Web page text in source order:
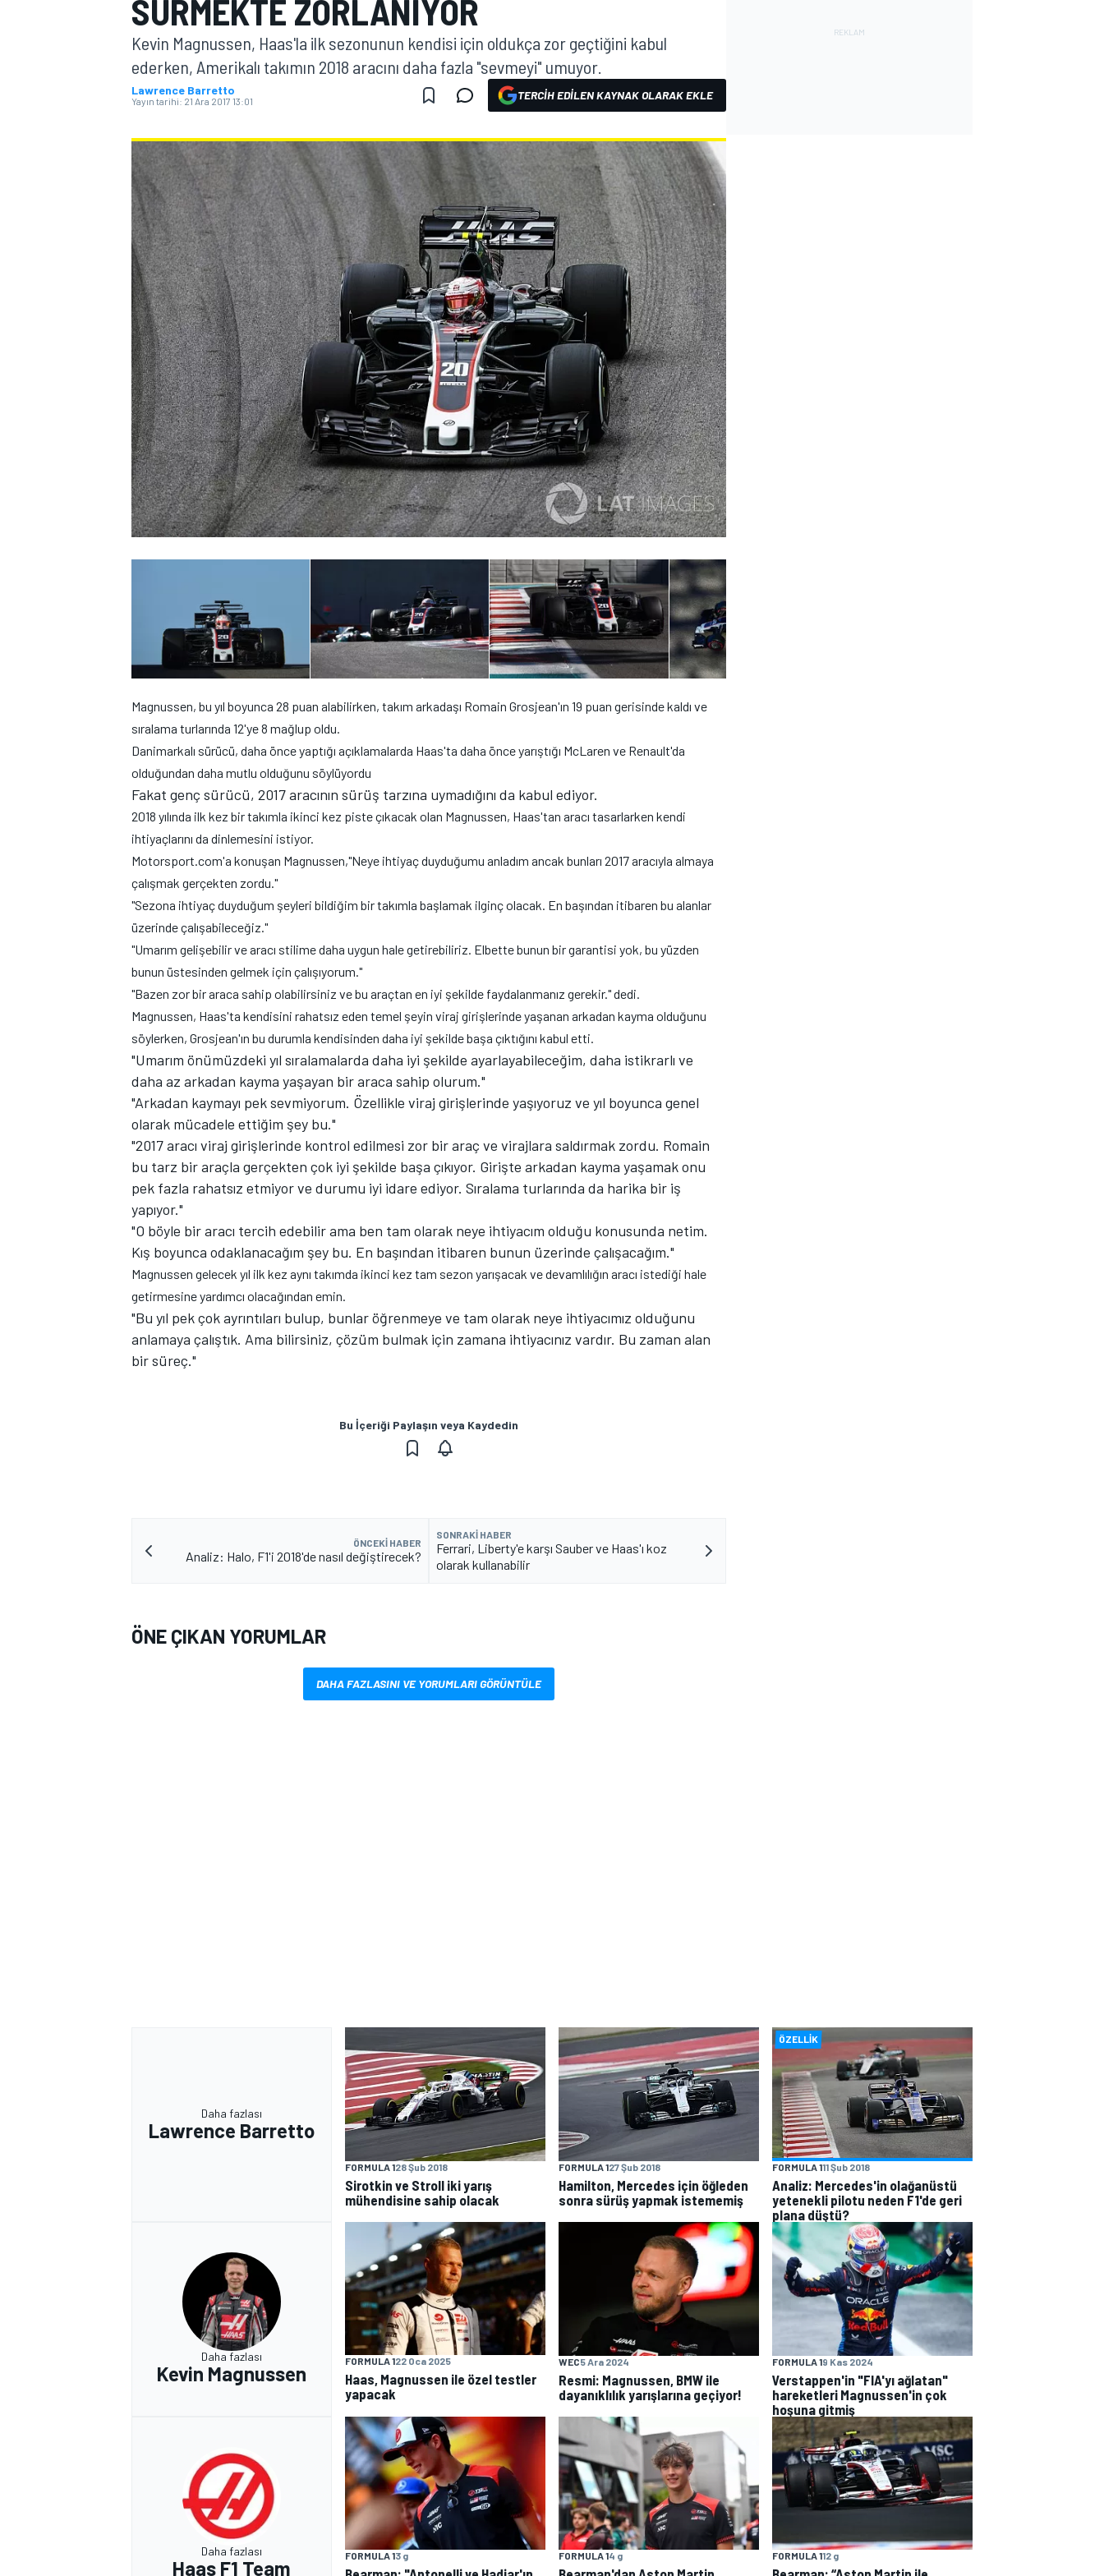
MOTOGP
WORLD SUPERBIKE
WRC
TÜRK SPORCULAR
MOTOSİKLET
SÜRMEKTE ZORLANIYOR
Kevin Magnussen, Haas'la ilk sezonunun kendisi için oldukça zor geçtiğini kabul
ederken, Amerikalı takımın 2018 aracını daha fazla "sevmeyi" umuyor.
Lawrence Barretto
Yayın tarihi: 21 Ara 2017 13:01 TERCIH EDILEN KAYNAK OLARAK EKLE
Magnussen, bu yıl boyunca 28 puan alabilirken, takım arkadaşı Romain Grosjean'ın 19 puan gerisinde kaldı ve
sıralama turlarında 12'ye 8 mağlup oldu.
Danimarkalı sürücü, daha önce yaptığı açıklamalarda Haas'ta daha önce yarıştığı McLaren ve Renault'da
olduğundan daha mutlu olduğunu söylüyordu
Fakat genç sürücü, 2017 aracının sürüş tarzına uymadığını da kabul ediyor.
2018 yılında ilk kez bir takımla ikinci kez piste çıkacak olan Magnussen, Haas'tan aracı tasarlarken kendi
ihtiyaçlarını da dinlemesini istiyor.
Motorsport.com'a konuşan Magnussen,"Neye ihtiyaç duyduğumu anladım ancak bunları 2017 aracıyla almaya
çalışmak gerçekten zordu."
"Sezona ihtiyaç duyduğum şeyleri bildiğim bir takımla başlamak ilginç olacak. En başından itibaren bu alanlar
üzerinde çalışabileceğiz."
"Umarım gelişebilir ve aracı stilime daha uygun hale getirebiliriz. Elbette bunun bir garantisi yok, bu yüzden
bunun üstesinden gelmek için çalışıyorum."
"Bazen zor bir araca sahip olabilirsiniz ve bu araçtan en iyi şekilde faydalanmanız gerekir." dedi.
Magnussen, Haas'ta kendisini rahatsız eden temel şeyin viraj girişlerinde yaşanan arkadan kayma olduğunu
söylerken, Grosjean'ın bu durumla kendisinden daha iyi şekilde başa çıktığını kabul etti.
"Umarım önümüzdeki yıl sıralamalarda daha iyi şekilde ayarlayabileceğim, daha istikrarlı ve
daha az arkadan kayma yaşayan bir araca sahip olurum."
"Arkadan kaymayı pek sevmiyorum. Özellikle viraj girişlerinde yaşıyoruz ve yıl boyunca genel
olarak mücadele ettiğim şey bu."
"2017 aracı viraj girişlerinde kontrol edilmesi zor bir araç ve virajlara saldırmak zordu. Romain
bu tarz bir araçla gerçekten çok iyi şekilde başa çıkıyor. Girişte arkadan kayma yaşamak onu
pek fazla rahatsız etmiyor ve durumu iyi idare ediyor. Sıralama turlarında da harika bir iş
yapıyor."
"O böyle bir aracı tercih edebilir ama ben tam olarak neye ihtiyacım olduğu konusunda netim.
Kış boyunca odaklanacağım şey bu. En başından itibaren bunun üzerinde çalışacağım."
Magnussen gelecek yıl ilk kez aynı takımda ikinci kez tam sezon yarışacak ve devamlılığın aracı istediği hale
getirmesine yardımcı olacağından emin.
"Bu yıl pek çok ayrıntıları bulup, bunlar öğrenmeye ve tam olarak neye ihtiyacımız olduğunu
anlamaya çalıştık. Ama bilirsiniz, çözüm bulmak için zamana ihtiyacınız vardır. Bu zaman alan
bir süreç."
Bu İçeriği Paylaşın veya Kaydedin
ÖNCEKI HABER
Analiz: Halo, F1'i 2018'de nasıl değiştirecek?
SONRAKI HABER
Ferrari, Liberty'e karşı Sauber ve Haas'ı koz
olarak kullanabilir
ÖNE ÇIKAN YORUMLAR
DAHA FAZLASINI VE YORUMLARI GÖRÜNTÜLE
Daha fazlası
Lawrence Barretto
FORMULA 128 Şub 2018
Sirotkin ve Stroll iki yarış
mühendisine sahip olacak
FORMULA 127 Şub 2018
Hamilton, Mercedes için öğleden
sonra sürüş yapmak istememiş
ÖZELLIK
FORMULA 111 Şub 2018
Analiz: Mercedes'in olağanüstü
yetenekli pilotu neden F1'de geri
plana düştü?
Daha fazlası
Kevin Magnussen
FORMULA 122 Oca 2025
Haas, Magnussen ile özel testler
yapacak
WEC5 Ara 2024
Resmi: Magnussen, BMW ile
dayanıklılık yarışlarına geçiyor!
FORMULA 19 Kas 2024
Verstappen'in "FIA'yı ağlatan"
hareketleri Magnussen'in çok
hoşuna gitmiş
Daha fazlası
Haas F1 Team
FORMULA 13 g FORMULA 14 g FORMULA 112 g